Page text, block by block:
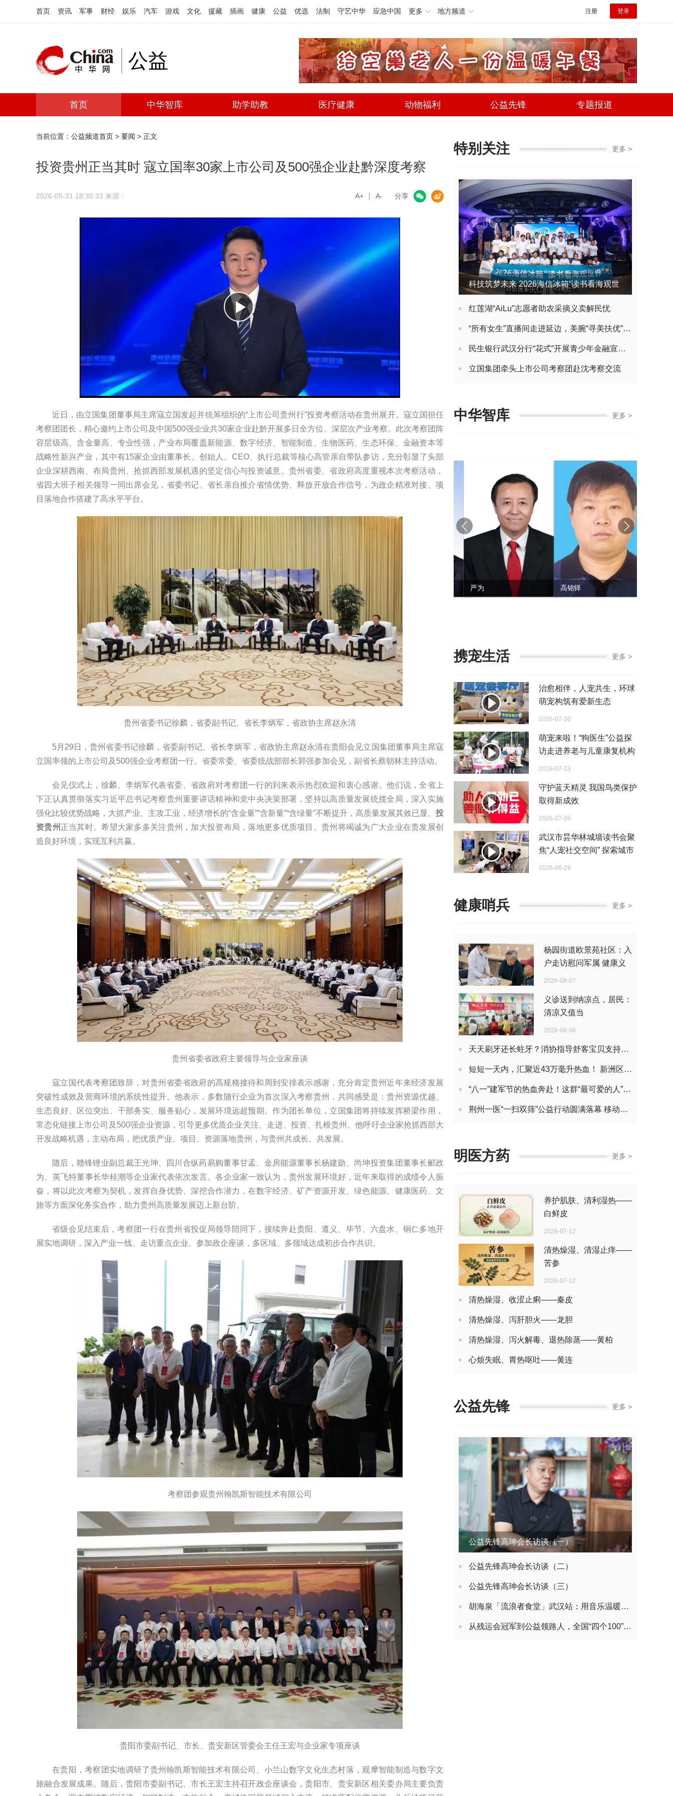
首页 资讯 军事 财经 娱乐 汽车 游戏 文化 援藏 插画 健康 公益 优选 法制 守艺中华 应急中国 更多 地方频道 注册 登录
公益
首页 中华智库 助学助教 医疗健康 动物福利 公益先锋 专题报道
当前位置： 公益频道首页 > 要闻 > 正文
投资贵州正当其时 寇立国率30家上市公司及500强企业赴黔深度考察
2026-05-31 18:35:33 来源： 分享
微信 微博
A+ A-
近日，由立国集团董事局主席寇立国发起并统筹组织的“上市公司贵州行”投资考察活动在贵州展开。寇立国担任
考察团团长，精心邀约上市公司及中国500强企业共30家企业赴黔开展多日全方位、深层次产业考察。此次考察团阵
容层级高、含金量高、专业性强，产业布局覆盖新能源、数字经济、智能制造、生物医药、生态环保、金融资本等
战略性新兴产业，其中有15家企业由董事长、创始人、CEO、执行总裁等核心高管亲自带队参访，充分彰显了头部
企业深耕西南、布局贵州、抢抓西部发展机遇的坚定信心与投资诚意。贵州省委、省政府高度重视本次考察活动，
省四大班子相关领导一同出席会见，省委书记、省长亲自推介省情优势、释放开放合作信号，为政企精准对接、项
目落地合作搭建了高水平平台。
贵州省委书记徐麟，省委副书记、省长李炳军，省政协主席赵永清
5月29日，贵州省委书记徐麟，省委副书记、省长李炳军，省政协主席赵永清在贵阳会见立国集团董事局主席寇
立国率领的上市公司及500强企业考察团一行。省委常委、省委统战部部长郭强参加会见，副省长蔡朝林主持活动。
会见仪式上，徐麟、李炳军代表省委、省政府对考察团一行的到来表示热烈欢迎和衷心感谢。他们说，全省上
下正认真贯彻落实习近平总书记考察贵州重要讲话精神和党中央决策部署，坚持以高质量发展统揽全局，深入实施
强化比较优势战略，大抓产业、主攻工业，经济增长的“含金量”“含新量”“含绿量”不断提升，高质量发展其效已显、 投
资贵州 正当其时。希望大家多多关注贵州，加大投资布局，落地更多优质项目。贵州将竭诚为广大企业在贵发展创
造良好环境，实现互利共赢。
贵州省委省政府主要领导与企业家座谈
寇立国代表考察团致辞，对贵州省委省政府的高规格接待和周到安排表示感谢，充分肯定贵州近年来经济发展
突破性成效及营商环境的系统性提升。他表示，多数随行企业为首次深入考察贵州，共同感受是：贵州资源优越、
生态良好、区位突出、干部务实、服务贴心，发展环境远超预期。作为团长单位，立国集团将持续发挥桥梁作用，
常态化链接上市公司及500强企业资源，引导更多优质企业关注、走进、投资、扎根贵州。他呼吁企业家抢抓西部大
开发战略机遇，主动布局，把优质产业、项目、资源落地贵州，与贵州共成长、共发展。
随后，赣锋锂业副总裁王光坤、四川合纵药易购董事甘孟、金房能源董事长杨建勋、尚坤投资集团董事长郦政
为、英飞特董事长华桂潮等企业家代表依次发言。各企业家一致认为，贵州发展环境好，近年来取得的成绩令人振
奋，将以此次考察为契机，发挥自身优势、深挖合作潜力，在数字经济、矿产资源开发、绿色能源、健康医药、文
旅等方面深化务实合作，助力贵州高质量发展迈上新台阶。
省级会见结束后，考察团一行在贵州省投促局领导陪同下，接续奔赴贵阳、遵义、毕节、六盘水、铜仁多地开
展实地调研，深入产业一线、走访重点企业、参加政企座谈，多区域、多领域达成初步合作共识。
考察团参观贵州翰凯斯智能技术有限公司
贵阳市委副书记、市长、贵安新区管委会主任王宏与企业家专项座谈
在贵阳，考察团实地调研了贵州翰凯斯智能技术有限公司、小兰山数字文化生态村落，观摩智能制造与数字文
旅融合发展成果。随后，贵阳市委副书记、市长王宏主持召开政企座谈会，贵阳市、贵安新区相关委办局主要负责
特别关注 更多 >
科技筑梦未来 2026海信冰箱“读书看海观世
界”公益夏令营开营
红莲湖“AiLu”志愿者助农采摘义卖解民忧
“所有女生”直播间走进延边，美腕“寻美扶优”赋农计划再启新篇
民生银行武汉分行“花式”开展青少年金融宣教 点亮暑期金融安全“护航灯”
立国集团牵头上市公司考察团赴沈考察交流
中华智库 更多 >
刘长利 李萍 海霞 严为 高铭铎
携宠生活 更多 >
治愈相伴，人宠共生，环球
萌宠构筑有爱新生态
2026-07-20
萌宠来啦！“狗医生”公益探
访走进养老与儿童康复机构
2026-07-13
守护蓝天精灵 我国鸟类保护
取得新成效
2026-07-06
武汉市昙华林城墙读书会聚
焦“人宠社交空间” 探索城市
2026-06-29
健康哨兵 更多 >
杨园街道欧景苑社区：入
户走访慰问军属 健康义
2026-08-07
义诊送到纳凉点，居民：
清凉又值当
2026-08-06
天天刷牙还长蛀牙？消协指导舒客宝贝支持发布官方指南划重点：抗糖酸+科学含氟才是防蛀关键
短短一天内，汇聚近43万毫升热血！ 新洲区1755人共赴热血之约
“八一”建军节的热血奔赴！这群“最可爱的人”挽臂献血致敬荣光岁月
荆州一医“一扫双筛”公益行动圆满落幕 移动CT驶入社区，守护居民肺健康
明医方药 更多 >
养护肌肤、清利湿热——
白鲜皮
2026-07-12
清热燥湿、清湿止痒——
苦参
2026-07-12
清热燥湿、收涩止痢——秦皮
清热燥湿、泻肝胆火——龙胆
清热燥湿、泻火解毒、退热除蒸——黄柏
心烦失眠、胃热呕吐——黄连
公益先锋 更多 >
公益先锋高珅会长访谈（一）
公益先锋高珅会长访谈（二）
公益先锋高珅会长访谈（三）
胡海泉「流浪者食堂」武汉站：用音乐温暖城市守护者
从残运会冠军到公益领路人，全国“四个100”最美志愿者刘细谷，带领志愿团队15年帮扶6000余人次